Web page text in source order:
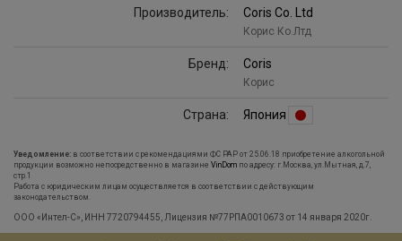
Производитель: Coris Co. Ltd
Корис Ко.Лтд
Бренд: Coris
Корис
Страна: Япония
Уведомление: в соответствии с рекомендациями ФС РАР от 25.06.18 приобретение алкогольной
продукции возможно непосредственно в магазине VinDom по адресу: г.Москва, ул.Мытная, д.7,
стр.1
Работа с юридическим лицам осуществляется в соответствии с действующим
законодательством.
ООО «Интел-С», ИНН 7720794455, Лицензия №77РПА0010673 от 14 января 2020г.